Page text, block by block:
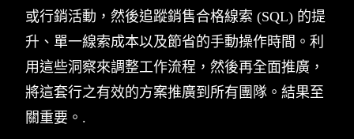
或行銷活動，然後追蹤銷售合格線索 (SQL) 的提
升、單一線索成本以及節省的手動操作時間。利
用這些洞察來調整工作流程，然後再全面推廣，
將這套行之有效的方案推廣到所有團隊。結果至
關重要。.